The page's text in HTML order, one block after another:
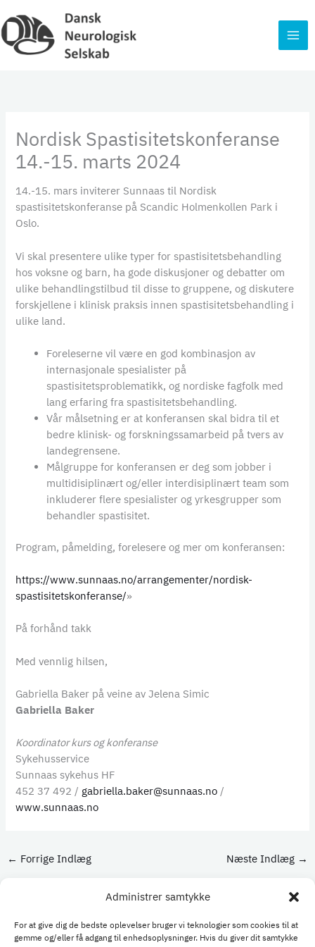
Administrer samtykke
For at give dig de bedste oplevelser bruger vi teknologier som cookies til at
gemme og/eller få adgang til enhedsoplysninger. Hvis du giver dit samtykke
til
indholdet
Nordisk Spastisitetskonferanse
14.-15. marts 2024
14.-15. mars inviterer Sunnaas til Nordisk
spastisitetskonferanse på Scandic Holmenkollen Park i
Oslo.
Vi skal presentere ulike typer for spastisitetsbehandling
hos voksne og barn, ha gode diskusjoner og debatter om
ulike behandlingstilbud til disse to gruppene, og diskutere
forskjellene i klinisk praksis innen spastisitetsbehandling i
ulike land.
Foreleserne vil være en god kombinasjon av
internasjonale spesialister på
spastisitetsproblematikk, og nordiske fagfolk med
lang erfaring fra spastisitetsbehandling.
Vår målsetning er at konferansen skal bidra til et
bedre klinisk- og forskningssamarbeid på tvers av
landegrensene.
Målgruppe for konferansen er deg som jobber i
multidisiplinært og/eller interdisiplinært team som
inkluderer flere spesialister og yrkesgrupper som
behandler spastisitet.
Program, påmelding, forelesere og mer om konferansen:
https://www.sunnaas.no/arrangementer/nordisk-
spastisitetskonferanse/»
På forhånd takk
Med vennlig hilsen,
Gabriella Baker på veine av Jelena Simic
Gabriella Baker
Koordinator kurs og konferanse
Sykehusservice
Sunnaas sykehus HF
452 37 492 / gabriella.baker@sunnaas.no /
www.sunnaas.no
← Forrige Indlæg Næste Indlæg →
Kontakt sekretariat